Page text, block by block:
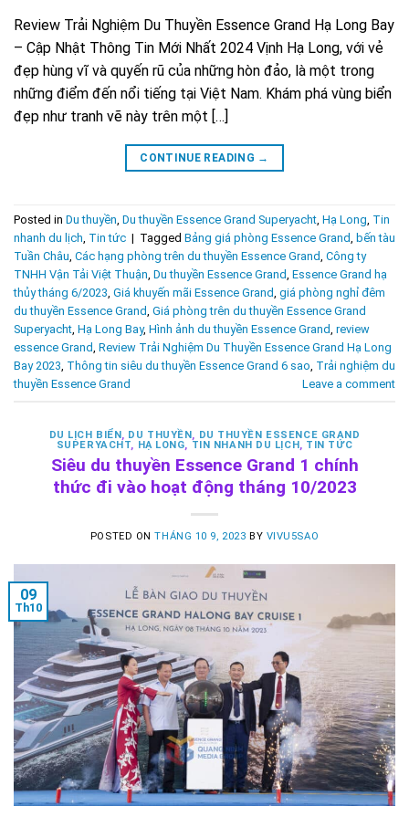
Review Trải Nghiệm Du Thuyền Essence Grand Hạ Long Bay
– Cập Nhật Thông Tin Mới Nhất 2024 Vịnh Hạ Long, với vẻ
đẹp hùng vĩ và quyến rũ của những hòn đảo, là một trong
những điểm đến nổi tiếng tại Việt Nam. Khám phá vùng biển
đẹp như tranh vẽ này trên một […]
CONTINUE READING →
Posted in Du thuyền, Du thuyền Essence Grand Superyacht, Hạ Long, Tin
nhanh du lịch, Tin tức | Tagged Bảng giá phòng Essence Grand, bến tàu
Tuần Châu, Các hạng phòng trên du thuyền Essence Grand, Công ty
TNHH Vận Tải Việt Thuận, Du thuyền Essence Grand, Essence Grand hạ
thủy tháng 6/2023, Giá khuyến mãi Essence Grand, giá phòng nghỉ đêm
du thuyền Essence Grand, Giá phòng trên du thuyền Essence Grand
Superyacht, Hạ Long Bay, Hình ảnh du thuyền Essence Grand, review
essence Grand, Review Trải Nghiệm Du Thuyền Essence Grand Hạ Long
Bay 2023, Thông tin siêu du thuyền Essence Grand 6 sao, Trải nghiệm du
thuyền Essence Grand
Leave a comment
DU LỊCH BIỂN, DU THUYỀN, DU THUYỀN ESSENCE GRAND
SUPERYACHT, HẠ LONG, TIN NHANH DU LỊCH, TIN TỨC
Siêu du thuyền Essence Grand 1 chính
thức đi vào hoạt động tháng 10/2023
POSTED ONTHÁNG 10 9, 2023 BY VIVU5SAO
09
Th10